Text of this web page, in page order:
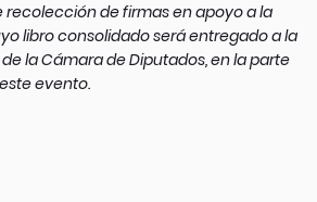
recolección de firmas en apoyo a la
libro consolidado será entregado a la
la Cámara de Diputados, en la parte
evento.